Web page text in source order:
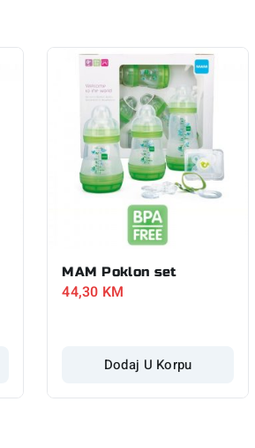
MAM Poklon set
44,30 KM
Dodaj U Korpu